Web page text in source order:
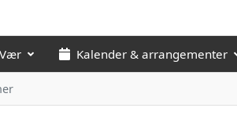
Vær Kalender & arrangementer